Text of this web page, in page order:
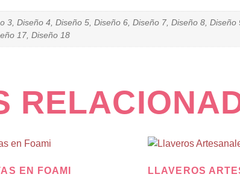
3, Diseño 4, Diseño 5, Diseño 6, Diseño 7, Diseño 8,
17, Diseño 18
EN FOAMI LLAVEROS